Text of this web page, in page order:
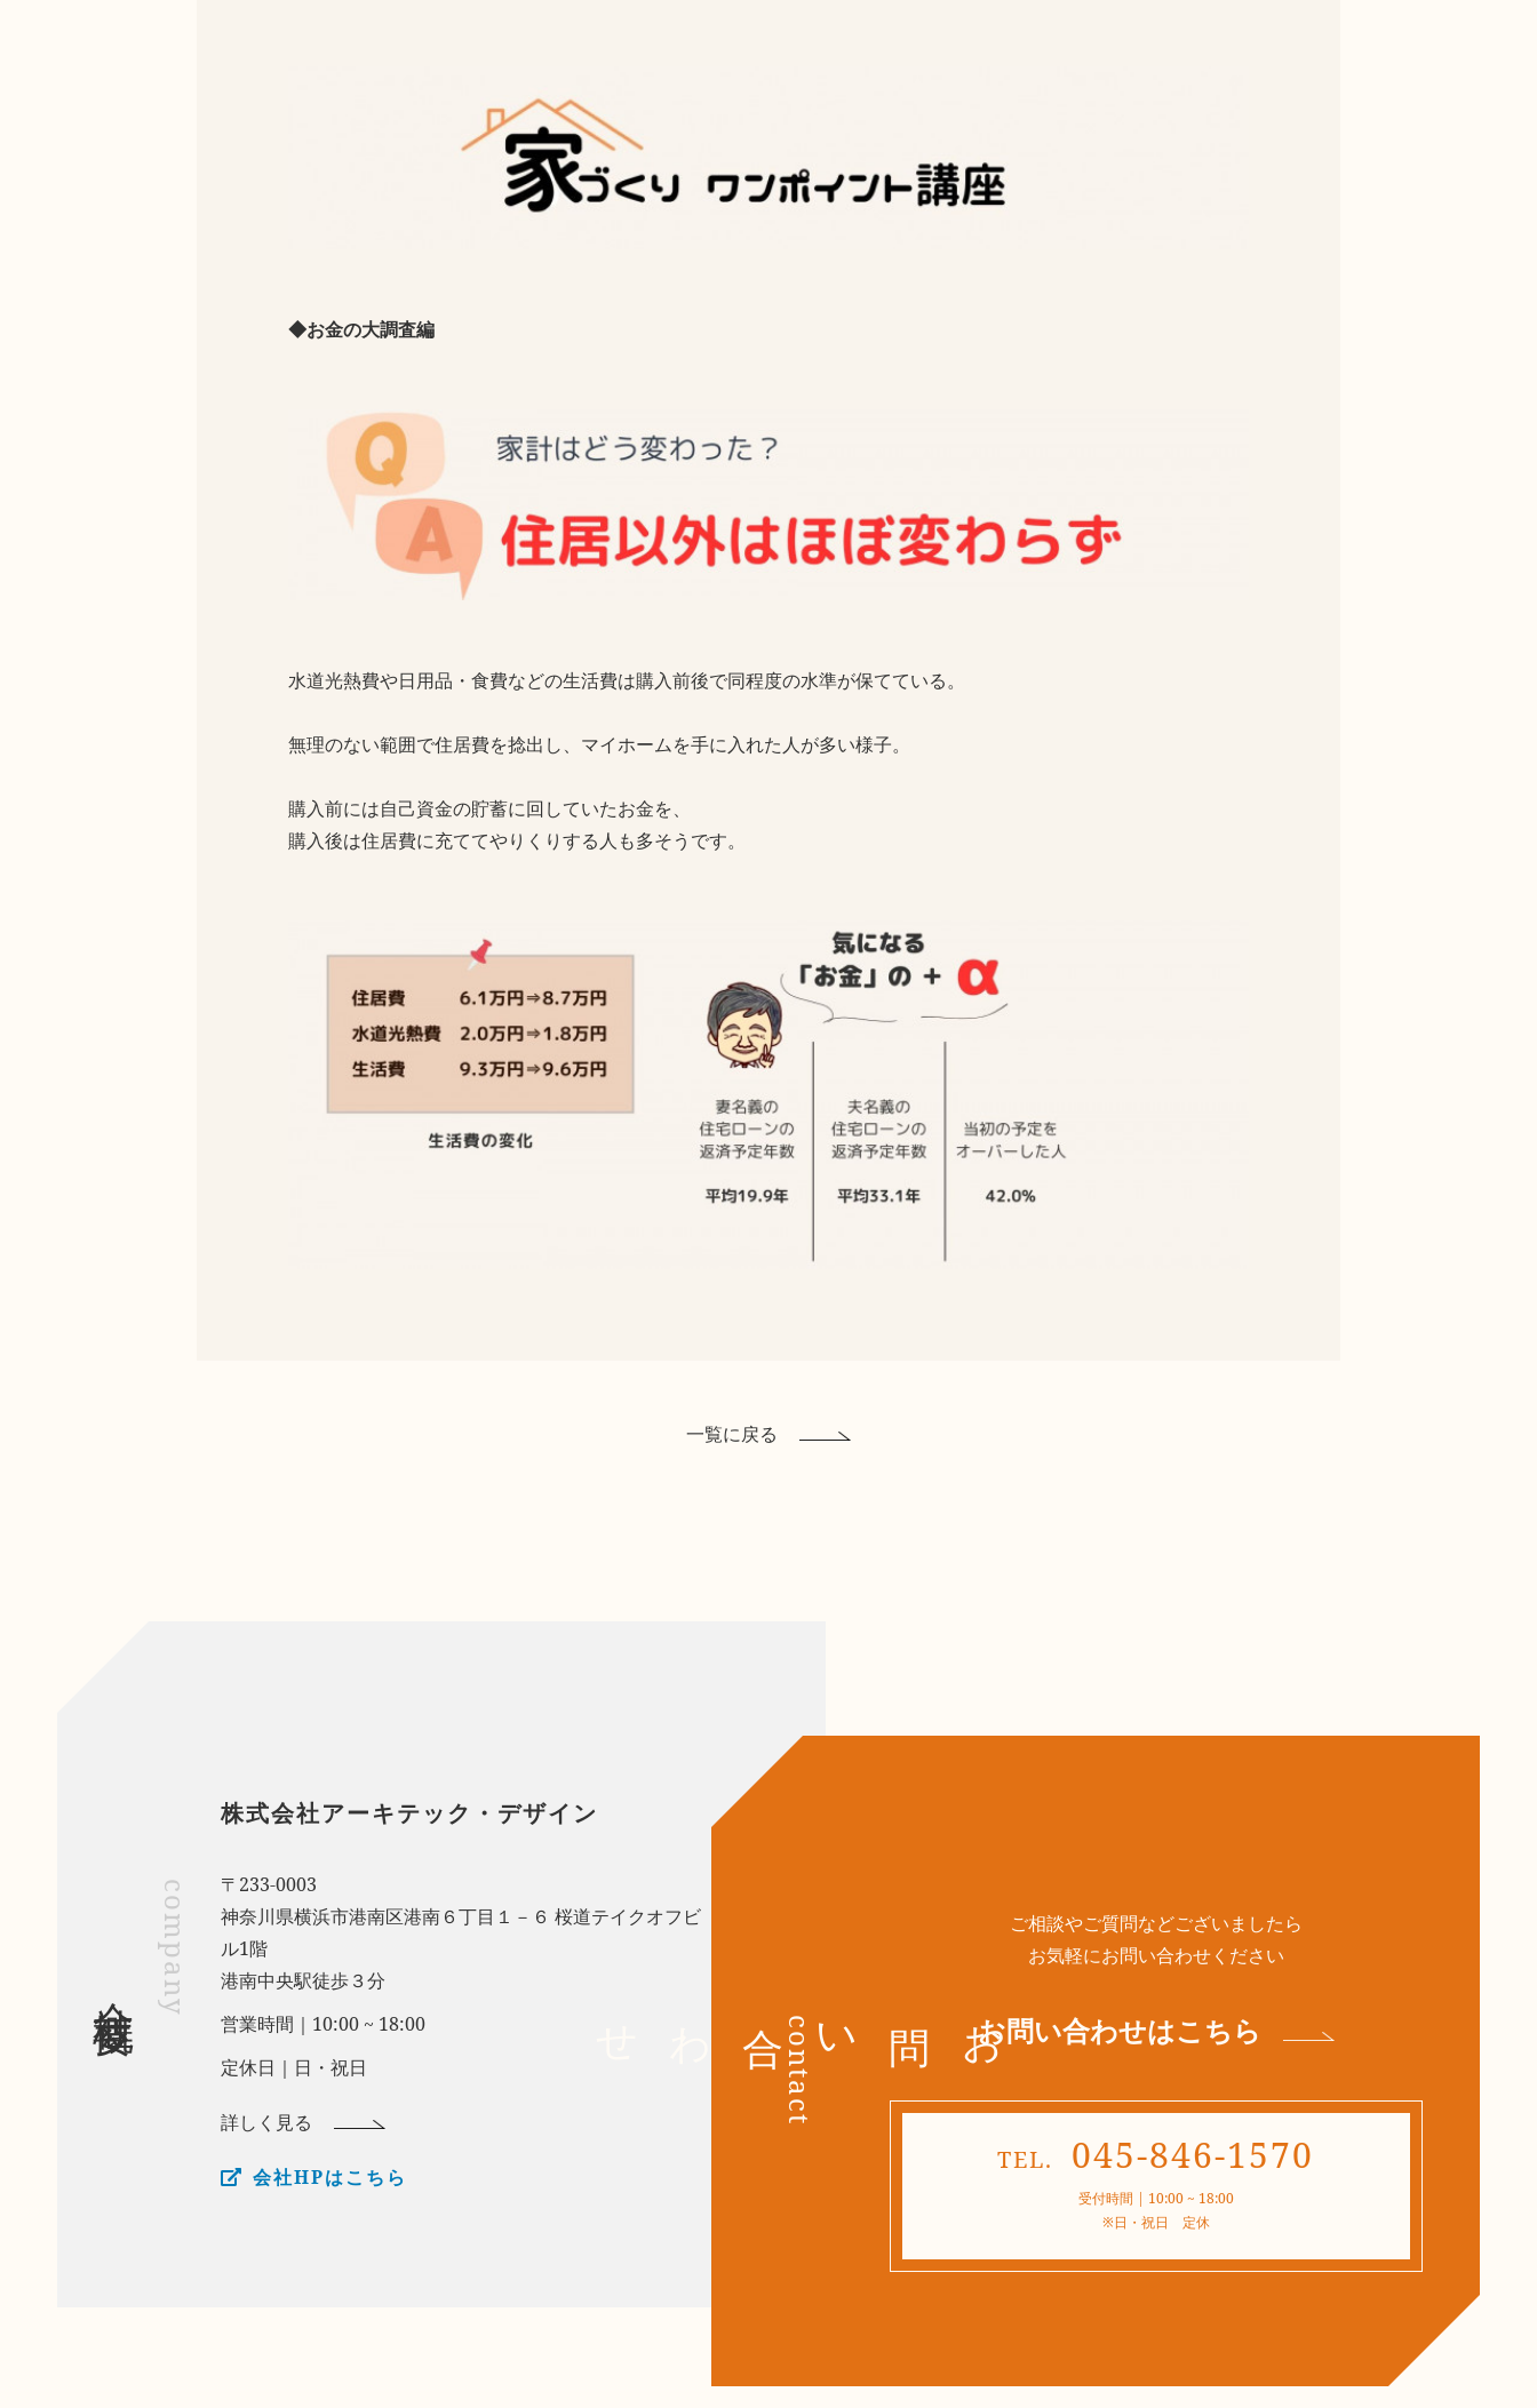
◆お金の大調査編
水道光熱費や日用品・食費などの生活費は購入前後で同程度の水準が保てている。
無理のない範囲で住居費を捻出し、マイホームを手に入れた人が多い様子。
購入前には自己資金の貯蓄に回していたお金を、
購入後は住居費に充ててやりくりする人も多そうです。
一覧に戻る
company
株式会社アーキテック・デザイン
〒233-0003
​​​​​​​神奈川県横浜市港南区港南６丁目１－６ 桜道テイクオフビ
ル1階
​​​​​​​港南中央駅徒歩３分
営業時間｜10:00 ~ 18:00
定休日｜日・祝日
詳しく見る
会社HPはこちら
contact
ご相談やご質問などございましたら
​​​​​​​お気軽にお問い合わせください
お問い合わせはこちら
TEL. 045-846-1570
受付時間 | 10:00 ~ 18:00
​​​​​​​※日・祝日 定休